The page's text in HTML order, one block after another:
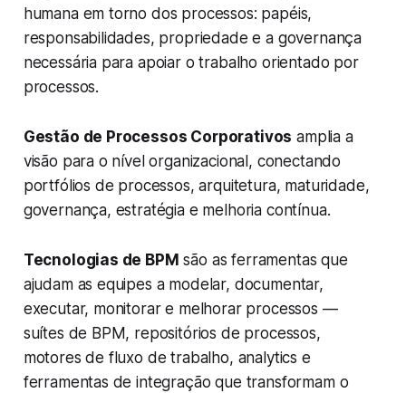
humana em torno dos processos: papéis,
responsabilidades, propriedade e a governança
necessária para apoiar o trabalho orientado por
processos.
Gestão de Processos Corporativos amplia a
visão para o nível organizacional, conectando
portfólios de processos, arquitetura, maturidade,
governança, estratégia e melhoria contínua.
Tecnologias de BPM são as ferramentas que
ajudam as equipes a modelar, documentar,
executar, monitorar e melhorar processos —
suítes de BPM, repositórios de processos,
motores de fluxo de trabalho, analytics e
ferramentas de integração que transformam o